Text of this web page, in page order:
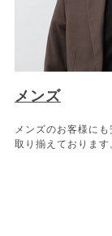
メンズ
メンズのお客様に
取り揃えております